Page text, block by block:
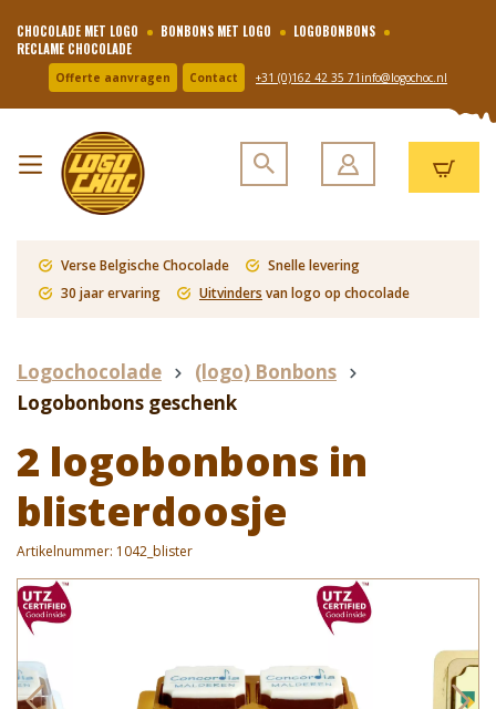
CHOCOLADE MET LOGO BONBONS MET LOGO
LOGOBONBONS
RECLAME CHOCOLADE
Offerte aanvragen Contact +31 (0)162 42 35 71 info@logochoc.nl
Verse Belgische Chocolade
Snelle levering
30 jaar ervaring
Uitvinders van logo op chocolade
Logochocolade
(logo) Bonbons
Logobonbons geschenk
2 logobonbons in
blisterdoosje
Artikelnummer: 1042_blister